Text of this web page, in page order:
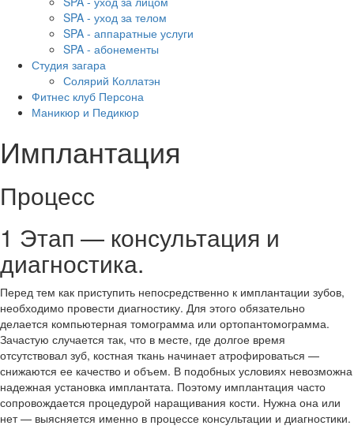
SPA - уход за телом
SPA - аппаратные услуги
SPA - абонементы
Студия загара
Солярий Коллатэн
Фитнес клуб Персона
Маникюр и Педикюр
Имплантация
Процесс
1 Этап — консультация и
диагностика.
Перед тем как приступить непосредственно к имплантации зубов,
необходимо провести диагностику. Для этого обязательно
делается компьютерная томограмма или ортопантомограмма.
Зачастую случается так, что в месте, где долгое время
отсутствовал зуб, костная ткань начинает атрофироваться —
снижаются ее качество и объем. В подобных условиях невозможна
надежная установка имплантата. Поэтому имплантация часто
сопровождается процедурой наращивания кости. Нужна она или
нет — выясняется именно в процессе консультации и диагностики.